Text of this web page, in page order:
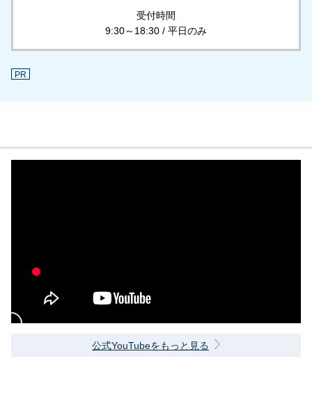
受付時間
9:30～18:30 / 平日のみ
PR
公式YouTubeをもっと見る